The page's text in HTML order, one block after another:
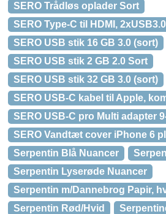
SERO Trådløs oplader Sort
SERO Type-C til HDMI,
SERO USB stik 16 GB 3.0 (sort)
SERO USB stik 2 GB 2.0 Sort
SERO USB stik 32 GB 3.0 (sort)
SERO USB-C kabel til Apple,
SERO USB-C pro Multi adapter
SERO Vandtæt cover iPhone 6
Serpentin Blå Nuancer
Serpentin Lyserøde Nuancer
Serpentin m/Dannebrog Papir,
Serpentin Rød/Hvid